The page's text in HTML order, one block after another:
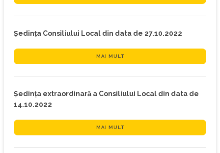
Ședința Consiliului Local din data de 27.10.2022
MAI MULT
Ședința extraordinară a Consiliului Local din data de
14.10.2022
MAI MULT